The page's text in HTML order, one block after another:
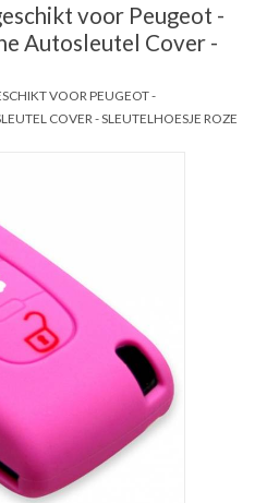
voor Peugeot -
Autosleutel Cover -
VOOR PEUGEOT -
COVER - SLEUTELHOESJE ROZE